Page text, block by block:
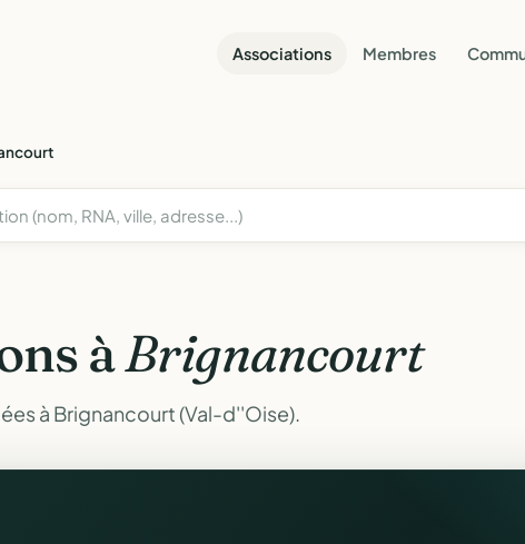
Associations Membres
àBrignancourt
à Brignancourt (Val-d''Oise).